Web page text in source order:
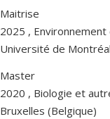
Maitrise
2025 ,
Université de
Master
2020 , Biologie et
Bruxelles (Belgique)